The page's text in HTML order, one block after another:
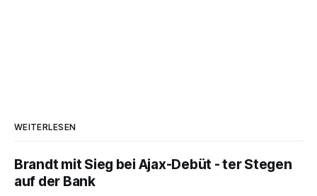
WEITERLESEN
Brandt mit Sieg bei Ajax-Debüt - ter Stegen
auf der Bank